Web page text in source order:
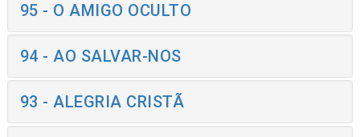
95 - O AMIGO OCULTO
94 - AO SALVAR-NOS
93 - ALEGRIA CRISTÃ